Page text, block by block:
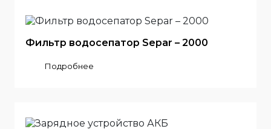
Фильтр водосепатор Separ – 2000
Подробнее